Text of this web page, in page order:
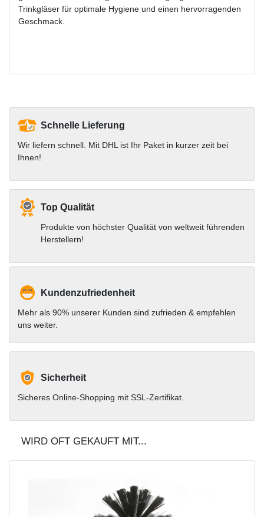
Trinkgläser für optimale Hygiene und einen hervorragenden
Geschmack.
Schnelle Lieferung
Wir liefern schnell. Mit DHL ist Ihr Paket in kurzer zeit bei
Ihnen!
Top Qualität
Produkte von höchster Qualität von weltweit führenden
Herstellern!
Kundenzufriedenheit
Mehr als 90% unserer Kunden sind zufrieden & empfehlen
uns weiter.
Sicherheit
Sicheres Online-Shopping mit SSL-Zertifikat.
WIRD OFT GEKAUFT MIT...